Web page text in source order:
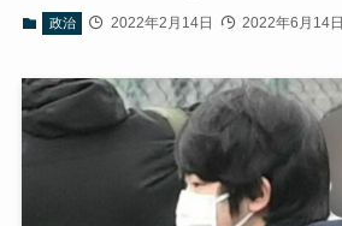
政治 2022年2月14日 2022年6月14日